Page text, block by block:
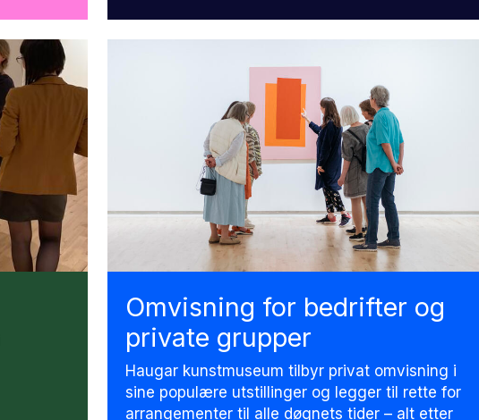
Om­vis­ning for be­drif­ter og
pri­va­te grup­per
Haugar kunstmuseum tilbyr privat omvisning i
sine populære utstillinger og legger til rette for
arrangementer til alle døgnets tider – alt etter